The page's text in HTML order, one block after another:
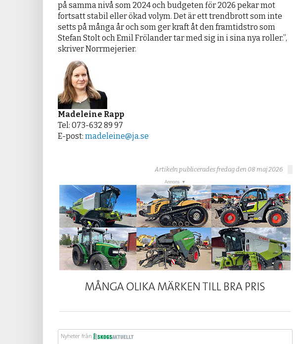
på samma nivå som 2024 och budgeten för 2026 pekar mot
fortsatt stabil eller ökad volym. Det är ett trendbrott som inte
setts på många år och som ger kraft åt den framtidstro som
Stefan Stolt och Emil Frölander tar med sig in i sina nya roller.”,
skriver Norrmejerier.
Madeleine Rapp
Tel: 073-632 89 97
E-post: madeleine@ja.se
Artikeln publicerades fredag den 08 maj 2026